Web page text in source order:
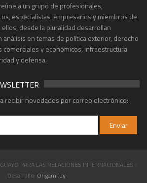
a un grupo de profesionales,
especialistas, empresarios y miembros de
ellos, desde la pluralidad desarrollan
análisis en temas de política exterior, derecho
comerciales y económicos, infraestructura
y defensa.
recibir novedades por correo electrónico:
PARA LAS RELACIONES INTERNACIONALES -
Desarrollo: Origami.uy